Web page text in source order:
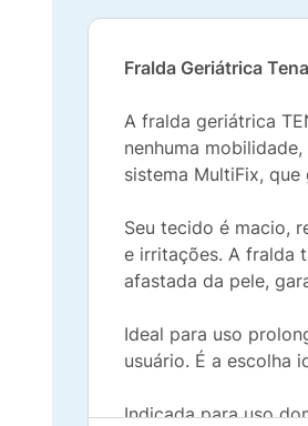
Fralda Geriátrica
A fralda geriátrica
nenhuma
sistema MultiFix,
Seu tecido é macio,
e irritações. A fralda
afastada da pele,
Ideal para uso
usuário. É a escolha
Indicada para uso